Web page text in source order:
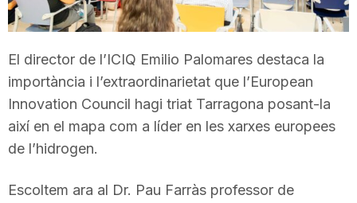
r
g
El director de l’ICIQ Emilio Palomares destaca la
importància i l’extraordinarietat que l’European
Innovation Council hagi triat Tarragona posant-la
així en el mapa com a líder en les xarxes europees
de l’hidrogen.
Escoltem ara al Dr. Pau Farràs professor de